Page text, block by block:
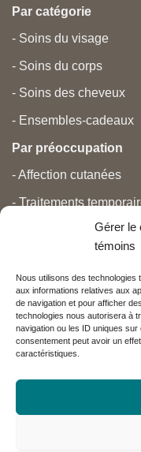
Gérer le
témoins
Nous utilisons des
aux informations relatives aux
de navigation et pour afficher
technologies nous autorisera à
navigation ou les ID uniques
consentement peut avoir un
caractéristiques.
Par catégorie
- Soins du visage
- Soins du corps
- Soins des cheveux
- Ensembles-cadeaux
Par préoccupation
- Affection cutanées
- Traitements
- Grossesse et
- Anti-âge et beauté
Nos partenaires